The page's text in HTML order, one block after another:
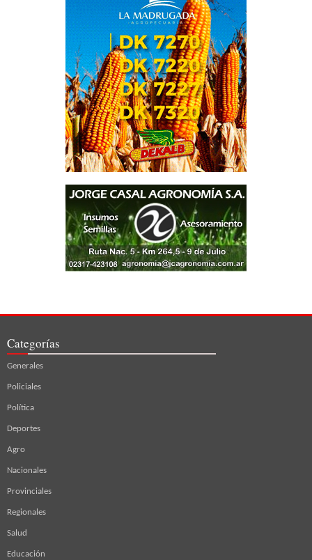
Categorías
Generales
Policiales
Política
Deportes
Agro
Nacionales
Provinciales
Regionales
Salud
Educación